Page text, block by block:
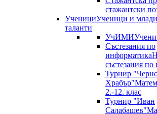
стажантски
УченициУченици и млади
таланти
УчИМИ
Състезания по
информатика
състезания
Турнир
Храбър"
2.-12. клас
Турнир "Иван
Салабашев"